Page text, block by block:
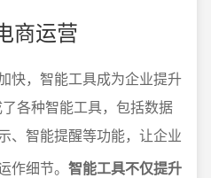
商运营
快，智能工具成为企业提升
各种智能工具，包括数据
、智能提醒等功能，让企业
作细节。 智能工具不仅提升